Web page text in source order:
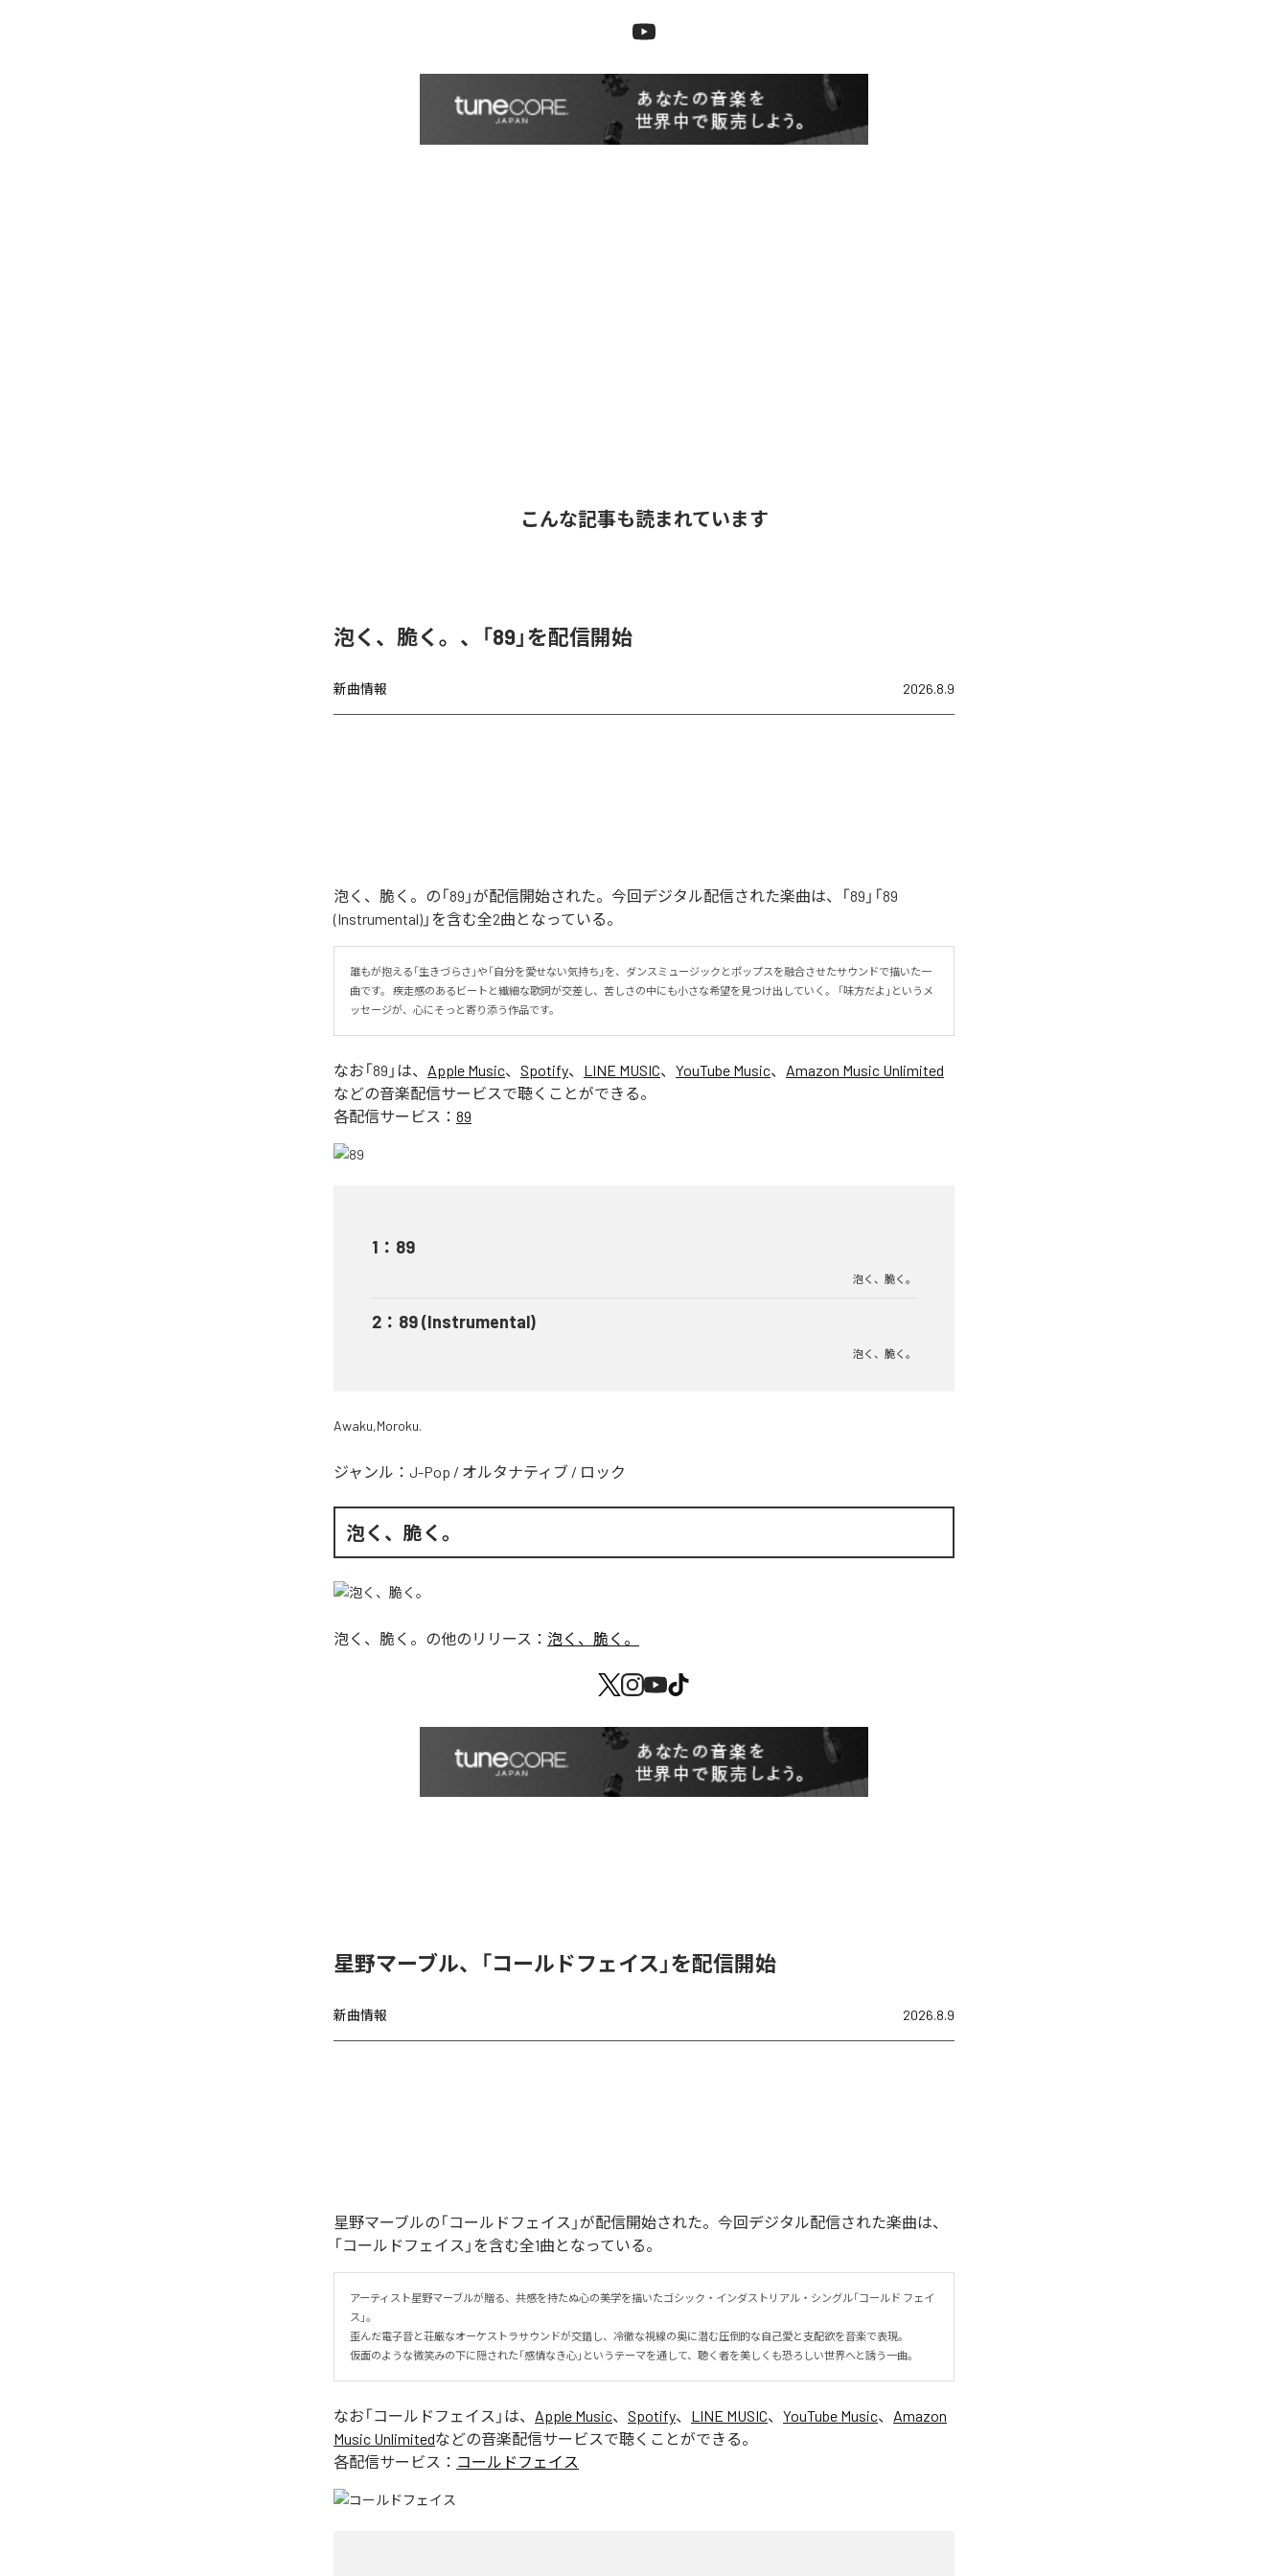
こんな記事も読まれています
泡く、脆く。、「89」を配信開始
新曲情報 2026.8.9
泡く、脆く。の「89」が配信開始された。今回デジタル配信された楽曲は、「89」「89
(Instrumental)」を含む全2曲となっている。
誰もが抱える「生きづらさ」や「自分を愛せない気持ち」を、ダンスミュージックとポップスを融合させたサウンドで描いた一
曲です。 疾走感のあるビートと繊細な歌詞が交差し、苦しさの中にも小さな希望を見つけ出していく。 「味方だよ」というメ
ッセージが、心にそっと寄り添う作品です。
なお「89 」は、 Apple Music、 Spotify、 LINE MUSIC、 YouTube Music、 Amazon Music Unlimited
などの音楽配信サービスで聴くことができる。
各配信サービス： 89
1 ： 89
泡く、脆く。
2 ： 89 (Instrumental)
泡く、脆く。
Awaku,Moroku.
ジャンル： J-Pop / オルタナティブ / ロック
泡く、脆く。
泡く、脆く。 の他のリリース： 泡く、脆く。
星野マーブル、「コールドフェイス」を配信開始
新曲情報 2026.8.9
星野マーブルの「コールドフェイス」が配信開始された。今回デジタル配信された楽曲は、
「コールドフェイス」を含む全1曲となっている。
アーティスト星野マーブルが贈る、共感を持たぬ心の美学を描いたゴシック・インダストリアル・シングル「コールド フェイ
ス」。
歪んだ電子音と荘厳なオーケストラサウンドが交錯し、冷徹な視線の奥に潜む圧倒的な自己愛と支配欲を音楽で表現。
仮面のような微笑みの下に隠された「感情なき心」というテーマを通して、聴く者を美しくも恐ろしい世界へと誘う一曲。
なお「コールドフェイス 」は、 Apple Music、 Spotify、 LINE MUSIC、 YouTube Music、 Amazon
Music Unlimitedなどの音楽配信サービスで聴くことができる。
各配信サービス： コールドフェイス